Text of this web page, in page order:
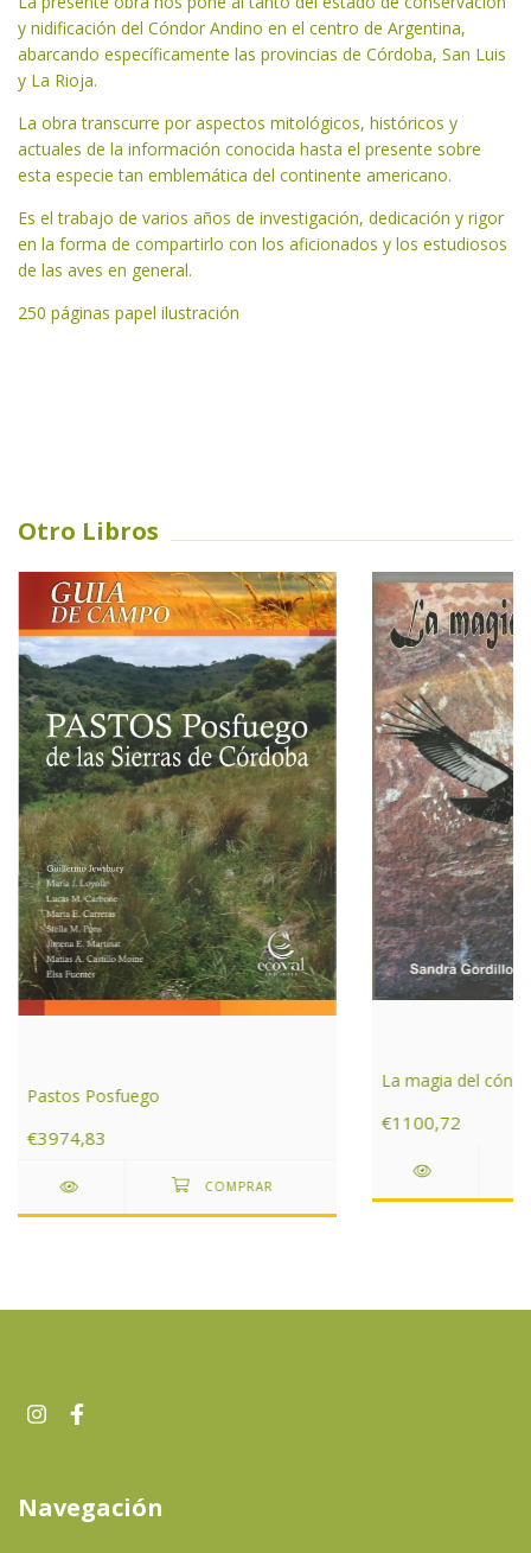
y nidificación del Cóndor Andino en el centro de Argentina,
abarcando específicamente las provincias de Córdoba, San Luis
y La Rioja.
La obra transcurre por aspectos mitológicos, históricos y
actuales de la información conocida hasta el presente sobre
esta especie tan emblemática del continente americano.
Es el trabajo de varios años de investigación, dedicación y rigor
en la forma de compartirlo con los aficionados y los estudiosos
de las aves en general.
250 páginas papel ilustración
Otro Libros
Pastos Posfuego
€3974,83
La magia del
€1100,72
Navegación